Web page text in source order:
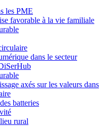
les PME
favorable à la vie familiale
dans le secteur
axés sur les valeurs dans
batteries
rural